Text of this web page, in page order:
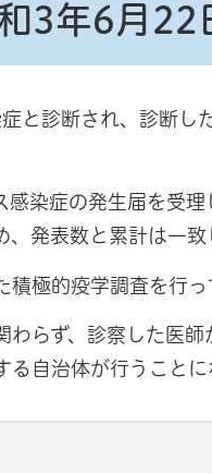
3年6月22
と診断され、診断し
感染症の発生届を受
発表数と累計は一致
極的疫学調査を行っ
らず、診察した医
る自治体が行うこと